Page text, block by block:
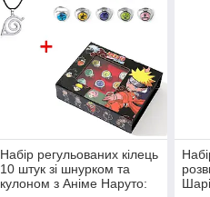
Набір регульованих кілець
10 штук зі шнурком та
кулоном з Аніме Наруто: